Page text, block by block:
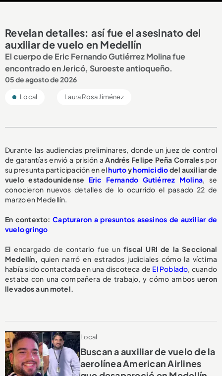
Revelan detalles: así fue el asesinato del
auxiliar de vuelo en Medellín
El cuerpo de Eric Fernando Gutiérrez Molina fue
encontrado en Jericó, Suroeste antioqueño.
05 de agosto de 2026
Local Laura Rosa Jiménez
Durante las audiencias preliminares, donde un juez de control
de garantías envió a prisión aAndrés Felipe Peña Corralespor
su presunta participación en elhurtoyhomicidiodel auxiliar de
vuelo estadounidense Eric Fernando Gutiérrez Molina, se
conocieron nuevos detalles de lo ocurrido el pasado 22 de
marzo en Medellín.
En contexto: Capturaron a presuntos asesinos de auxiliar de
vuelo gringo
El encargado de contarlo fue unfiscal URI de la Seccional
Medellín, quien narró en estrados judiciales cómo la víctima
había sido contactada en una discoteca de El Poblado, cuando
estaba con una compañera de trabajo, y cómo ambos ueron
llevados a un motel.
Local
Buscan a auxiliar de vuelo de la
aerolínea American Airlines